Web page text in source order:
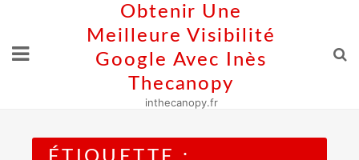
content
Obtenir Une
Meilleure Visibilité
Google Avec Inès
Thecanopy
inthecanopy.fr